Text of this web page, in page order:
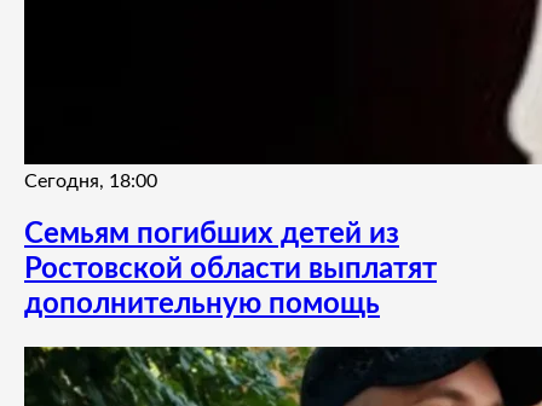
Сегодня, 18:00
Семьям погибших детей из
Ростовской области выплатят
дополнительную помощь